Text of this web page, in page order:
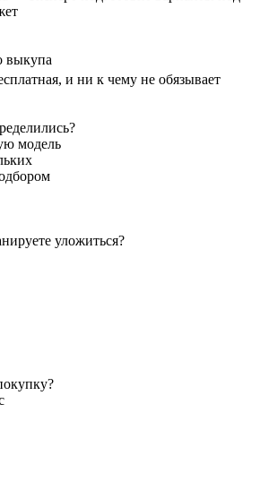
выкупа
и ни к чему не обязывает
модель
уложиться?